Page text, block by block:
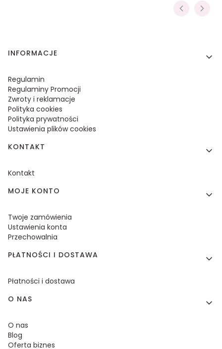
Linki w stopce
INFORMACJE
Regulamin
Regulaminy Promocji
Zwroty i reklamacje
Polityka cookies
Polityka prywatności
Ustawienia plików cookies
KONTAKT
Kontakt
MOJE KONTO
Twoje zamówienia
Ustawienia konta
Przechowalnia
PŁATNOŚCI I DOSTAWA
Płatności i dostawa
O NAS
O nas
Blog
Oferta biznes